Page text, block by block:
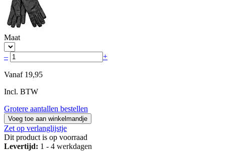
Maat
– +
Vanaf 19,95
Incl. BTW
Grotere aantallen bestellen
Voeg toe aan winkelmandje
Zet op verlanglijstje
Dit product is op voorraad
Levertijd: 1 - 4 werkdagen